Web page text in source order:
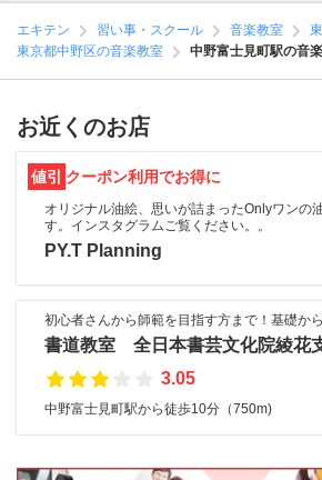
エキテン 習い事・スクール 音楽教室
東京都中野区の音楽教室
中野富士見町駅の音
お近くのお店
値引 クーポン利用でお得に
オリジナル油絵、思いが詰まったOnlyワンの
す。インスタグラムご覧ください。。
PY.T Planning
初心者さんから師範を目指す方まで！基礎か
書道教室 全日本書芸文化院綾花
3.05
中野富士見町駅から徒歩10分（750m)